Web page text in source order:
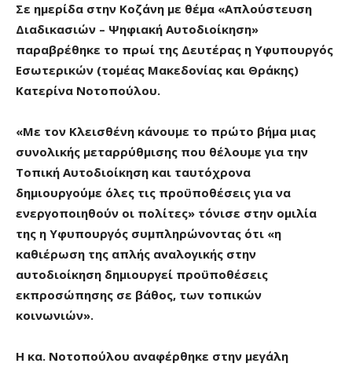
Σε ημερίδα στην Κοζάνη με θέμα «Απλούστευση
Διαδικασιών – Ψηφιακή Αυτοδιοίκηση»
παραβρέθηκε το πρωί της Δευτέρας η Υφυπουργός
Εσωτερικών (τομέας Μακεδονίας και Θράκης)
Κατερίνα Νοτοπούλου.
«Με τον Κλεισθένη κάνουμε το πρώτο βήμα μιας
συνολικής μεταρρύθμισης που θέλουμε για την
Τοπική Αυτοδιοίκηση και ταυτόχρονα
δημιουργούμε όλες τις προϋποθέσεις για να
ενεργοποιηθούν οι πολίτες» τόνισε στην ομιλία
της η Υφυπουργός συμπληρώνοντας ότι «η
καθιέρωση της απλής αναλογικής στην
αυτοδιοίκηση δημιουργεί προϋποθέσεις
εκπροσώπησης σε βάθος, των τοπικών
κοινωνιών».
Η κα. Νοτοπούλου αναφέρθηκε στην μεγάλη